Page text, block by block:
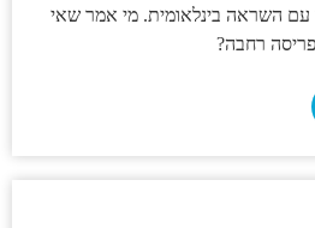
השראה בינלאומית. מי אמר שאי
רחבה?